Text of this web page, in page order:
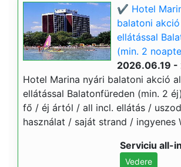
✔️ Hotel
balatoni
ellátással
(min. 2
2026.06.19 -
Hotel Marina nyári balatoni akció
ellátással Balatonfüreden (min. 2
fő / éj ártól / all incl. ellátás /
használat / saját strand / ingyenes
Serviciu all-
Vedere